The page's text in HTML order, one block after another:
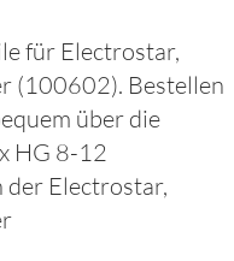
für Electrostar,
(100602). Bestellen
über die
HG 8-12
der Electrostar,